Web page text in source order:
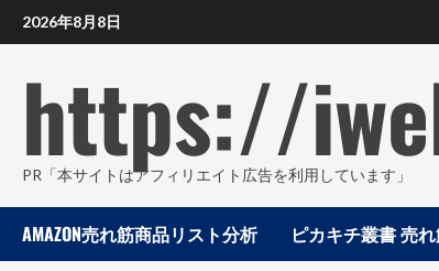
2026年8月8日
https://
PR「本サイトはアフィリエイト広告を利用しています」
AMAZON売れ筋商品リスト分析 ピカキチ叢書 売